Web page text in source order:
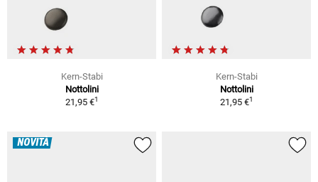
Kern-Stabi
Nottolini
21,95 €1
Kern-Stabi
Nottolini
21,95 €1
NOVITÀ